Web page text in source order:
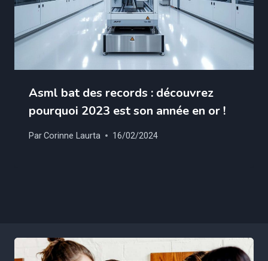
Asml bat des records : découvrez
pourquoi 2023 est son année en or !
ParCorinne Laurta 16/02/2024